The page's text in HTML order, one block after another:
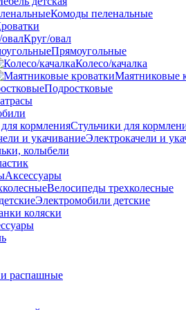
Комоды пеленальные
Круг/овал
Прямоугольные
Колесо/качалка
Маятниковые
Подростковые
Стульчики для
Электрокачели и
колыбели
Аксессуары
Велосипеды трехколесные
Электромобили детские
коляски
распашные